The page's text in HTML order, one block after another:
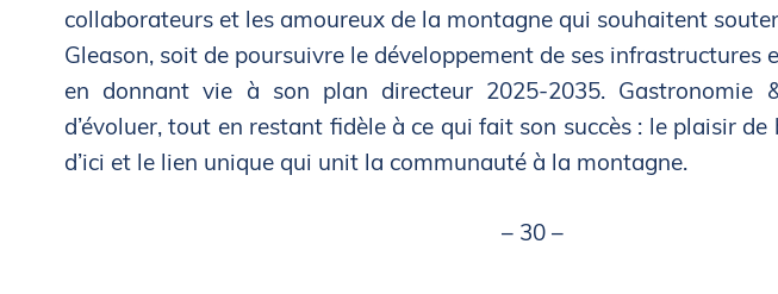
collaborateurs et les amoureux de la montagne qui souhaitent
Gleason, soit de poursuivre le développement de ses infrastructures
en donnant vie à son plan directeur 2025-2035. Gastronomie
d’évoluer, tout en restant fidèle à ce qui fait son succès : le plaisir
d’ici et le lien unique qui unit la communauté à la montagne.
– 30 –